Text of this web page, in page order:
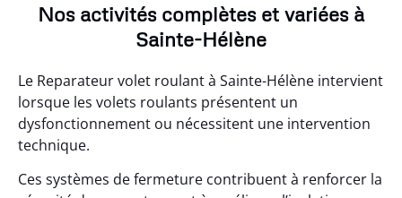
Nos activités complètes et variées à
Sainte-Hélène
Le Reparateur volet roulant à Sainte-Hélène intervient
lorsque les volets roulants présentent un
dysfonctionnement ou nécessitent une intervention
technique.
Ces systèmes de fermeture contribuent à renforcer la